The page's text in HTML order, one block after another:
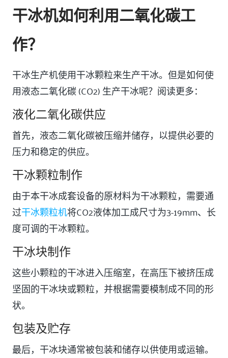
干冰机如何利用二氧化碳工
作？
干冰生产机使用干冰颗粒来生产干冰。但是如何使
用液态二氧化碳 (CO2) 生产干冰呢？阅读更多：
液化二氧化碳供应
首先，液态二氧化碳被压缩并储存，以提供必要的
压力和稳定的供应。
干冰颗粒制作
由于本干冰成套设备的原材料为干冰颗粒，需要通
过干冰颗粒机将CO2液体加工成尺寸为3-19mm、长
度可调的干冰颗粒。
干冰块制作
这些小颗粒的干冰进入压缩室，在高压下被挤压成
坚固的干冰块或颗粒，并根据需要模制成不同的形
状。
包装及贮存
最后，干冰块通常被包装和储存以供使用或运输。